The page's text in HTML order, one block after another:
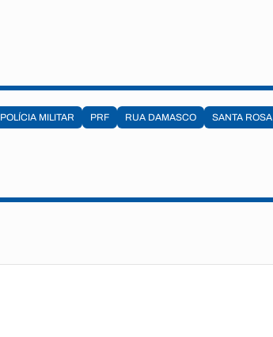
POLÍCIA MILITAR PRF RUA DAMASCO SANTA ROSA